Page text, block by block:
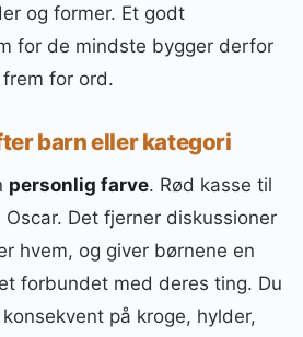
og former. Et godt
for de mindste bygger derfor
for ord.
barn eller kategori
personlig farve. Rød kasse til
Det fjerner diskussioner
hvem, og giver børnene en
forbundet med deres ting. Du
på kroge, hylder,